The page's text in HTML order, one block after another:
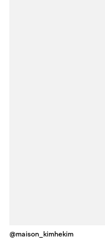
@maison_kimhekim